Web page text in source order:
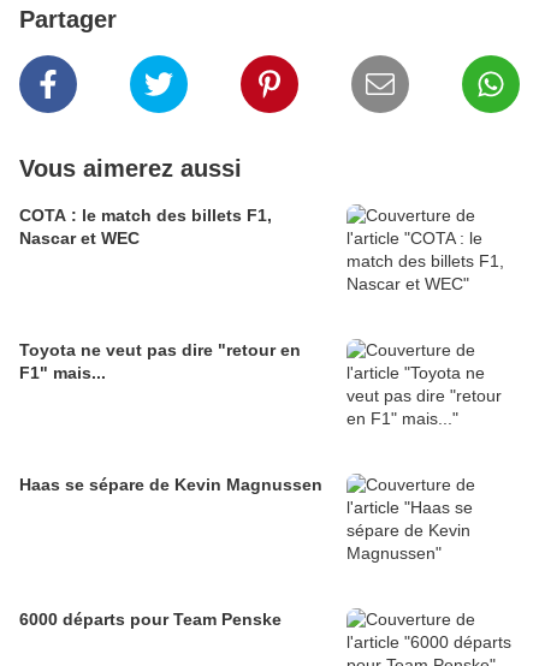
Partager
Vous aimerez aussi
COTA : le match des billets F1,
Nascar et WEC
Toyota ne veut pas dire "retour en
F1" mais...
Haas se sépare de Kevin Magnussen
6000 départs pour Team Penske